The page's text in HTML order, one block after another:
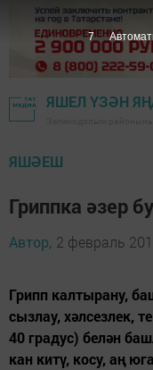
ЯШЕЛ ҮЗӘН
ЯШӘЕШ
Гриппка әзер
Автор, 2 февраль
Грипп калтырану,
сызлау, хәлсезлек,
40 градус) белән
кан китү, косу, аң
6